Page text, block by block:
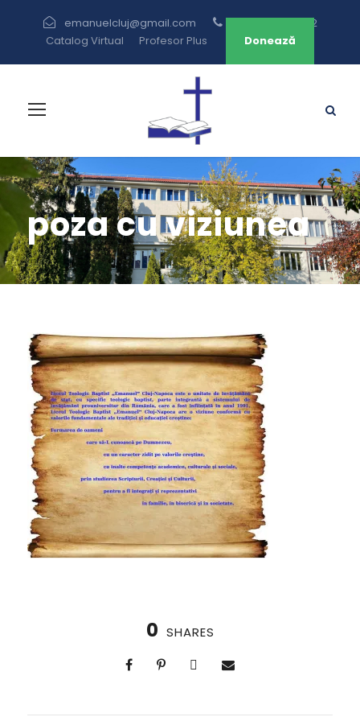
emanuelcluj@gmail.com
+40 264 433 582
Catalog Virtual
Profesor Plus Donează
poza cu viziunea
0 SHARES